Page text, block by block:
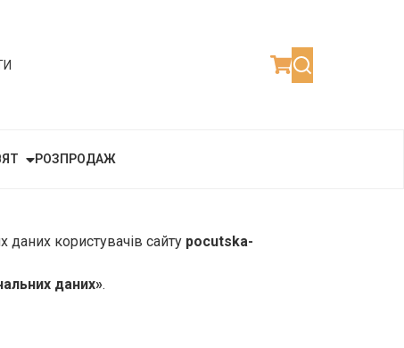
РОЗПРОДАЖ
даних користувачів сайту pocutska-
даних».